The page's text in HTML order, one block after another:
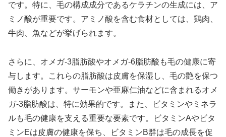
です。特に、毛の構成成分であるケラチンの生成には、ア
ミノ酸が重要です。アミノ酸を含む食材としては、鶏肉、
牛肉、魚などが挙げられます。
さらに、オメガ-3脂肪酸やオメガ-6脂肪酸も毛の健康に寄
与します。これらの脂肪酸は皮膚を保湿し、毛の艶を保つ
働きがあります。サーモンや亜麻仁油などに含まれるオメ
ガ-3脂肪酸は、特に効果的です。また、ビタミンやミネラ
ルも毛の健康を支える重要な要素です。ビタミンAやビタ
ミンEは皮膚の健康を保ち、ビタミンB群は毛の成長を促